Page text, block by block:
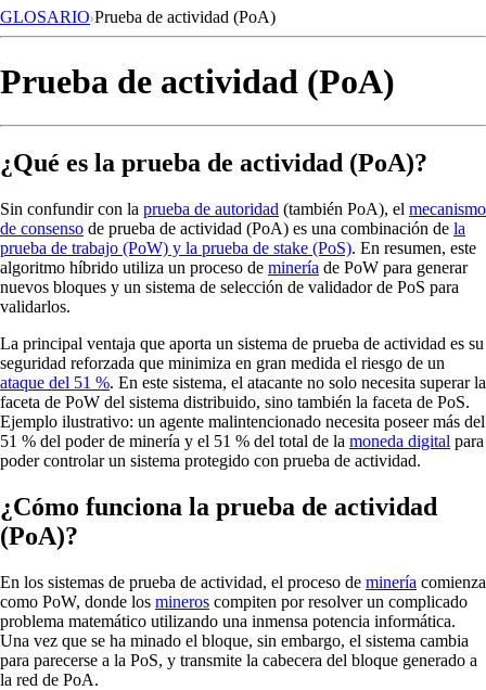
GLOSARIO Prueba de actividad (PoA)
Prueba de actividad (PoA)
¿Qué es la prueba de actividad (PoA)?
Sin confundir con la prueba de autoridad (también PoA), el mecanismo
de consenso de prueba de actividad (PoA) es una combinación de la
prueba de trabajo (PoW) y la prueba de stake (PoS). En resumen, este
algoritmo híbrido utiliza un proceso de minería de PoW para generar
nuevos bloques y un sistema de selección de validador de PoS para
validarlos.
La principal ventaja que aporta un sistema de prueba de actividad es su
seguridad reforzada que minimiza en gran medida el riesgo de un
ataque del 51 %. En este sistema, el atacante no solo necesita superar la
faceta de PoW del sistema distribuido, sino también la faceta de PoS.
Ejemplo ilustrativo: un agente malintencionado necesita poseer más del
51 % del poder de minería y el 51 % del total de la moneda digital para
poder controlar un sistema protegido con prueba de actividad.
¿Cómo funciona la prueba de actividad
(PoA)?
En los sistemas de prueba de actividad, el proceso de minería comienza
como PoW, donde los mineros compiten por resolver un complicado
problema matemático utilizando una inmensa potencia informática.
Una vez que se ha minado el bloque, sin embargo, el sistema cambia
para parecerse a la PoS, y transmite la cabecera del bloque generado a
la red de PoA.